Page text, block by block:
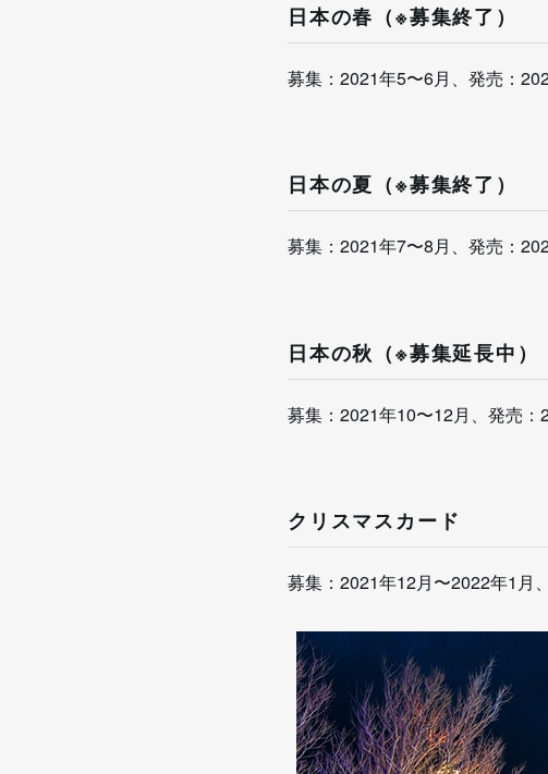
日本の春（※募集終了）
募集：2021年5〜6月、発売：
日本の夏（※募集終了）
募集：2021年7〜8月、発売：
日本の秋（※募集延長中）
募集：2021年10〜12月、発売：
クリスマスカード
募集：2021年12月〜2022年1月